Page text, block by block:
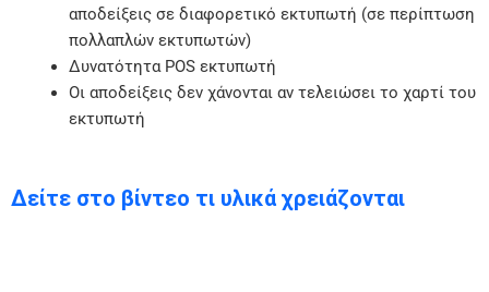
αποδείξεις σε διαφορετικό εκτυπωτή (σε περίπτωση
πολλαπλών εκτυπωτών)
Δυνατότητα POS εκτυπωτή
Οι αποδείξεις δεν χάνονται αν τελειώσει το χαρτί του
εκτυπωτή
Δείτε στο βίντεο τι υλικά χρειάζονται